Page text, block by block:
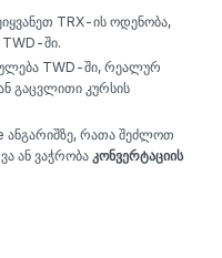
TRX-ის ოდენობა,
ში.
TWD-ში, რეალურ
გაცვლითი კურსის
რათა შეძლოთ
ან ვაჭრობა კონვერტაციის